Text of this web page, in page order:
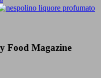
Food Magazine